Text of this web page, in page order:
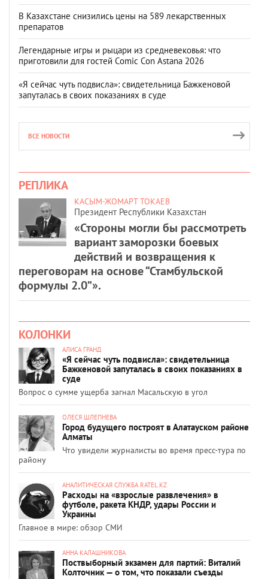
В Казахстане снизились цены на 589 лекарственных
препаратов
Легендарные игры и рыцари из средневековья: что
приготовили для гостей Comic Con Astana 2026
«Я сейчас чуть подвисла»: свидетельница Бажкеновой
запуталась в своих показаниях в суде
ВСЕ НОВОСТИ
РЕПЛИКА
КАСЫМ-ЖОМАРТ ТОКАЕВ
Президент Республики Казахстан
«Стороны могли бы рассмотреть
вариант заморозки боевых
действий и возвращения к
переговорам на основе “Стамбульской
формулы 2.0”».
КОЛОНКИ
АЛИСА ГРАНД
«Я сейчас чуть подвисла»: свидетельница
Бажкеновой запуталась в своих показаниях в
суде
Вопрос о сумме ущерба загнал Масальскую в угол
ОЛЕСЯ ШЛЕПНЕВА
Город будущего построят в Алатауском районе
Алматы
Что увидели журналисты во время пресс-тура по
району
АНАЛИТИЧЕСКАЯ СЛУЖБА RATEL.KZ
Расходы на «взрослые развлечения» в
футболе, ракета КНДР, удары России и
Украины
Главное в мире: обзор СМИ
АННА КАЛАШНИКОВА
Поствыборный экзамен для партий: Виталий
Колточник — о том, что показали съезды